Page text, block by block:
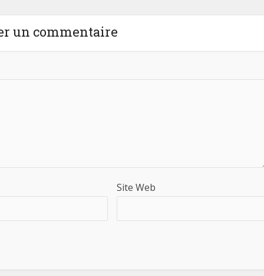
un commentaire
Site Web